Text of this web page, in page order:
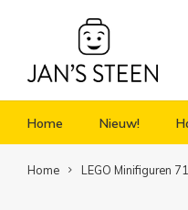
Home Nieuw!
Home LEGO Minifiguren